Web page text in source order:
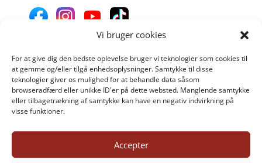
Vi bruger cookies
For at give dig den bedste oplevelse bruger vi teknologier som cookies til
at gemme og/eller tilgå enhedsoplysninger. Samtykke til disse
teknologier giver os mulighed for at behandle data såsom
browseradfærd eller unikke ID'er på dette websted. Manglende samtykke
eller tilbagetrækning af samtykke kan have en negativ indvirkning på
visse funktioner.
Accepter
Donér til Inges Kattehjem
DONÉR